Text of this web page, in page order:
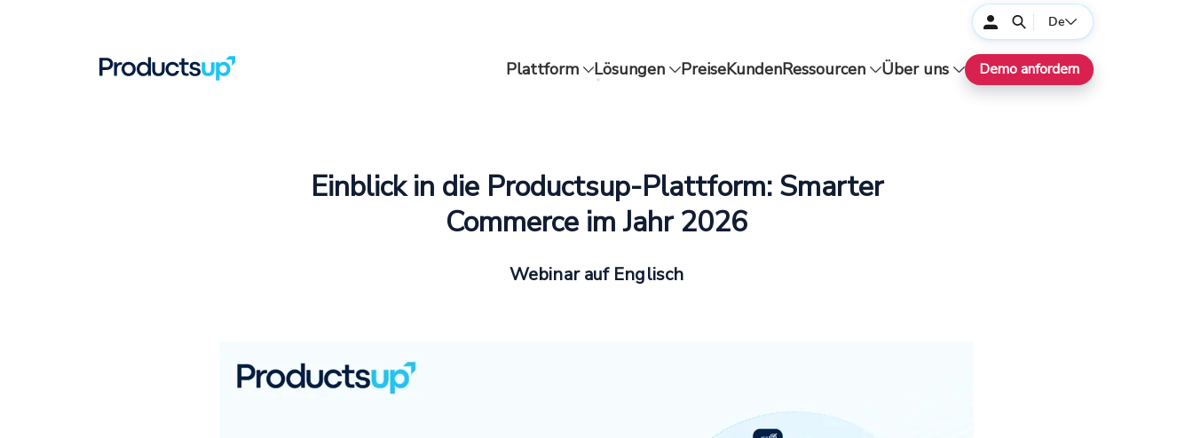
De
Plattform Lösungen PreiseKundenRessourcen Über uns Demo anfordern
Einblick in die Productsup-Plattform: Smarter
Commerce im Jahr 2026
Webinar auf Englisch